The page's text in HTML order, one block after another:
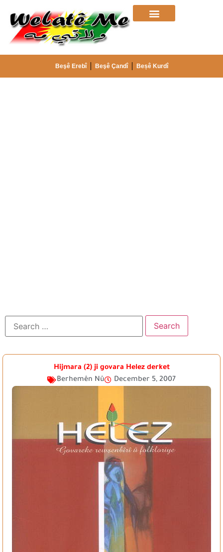
Beşê Erebî Beşê Çandî Beșê Kurdî
Hijmara (2) ji govara Helez derket
Berhemên Nû
December 5, 2007